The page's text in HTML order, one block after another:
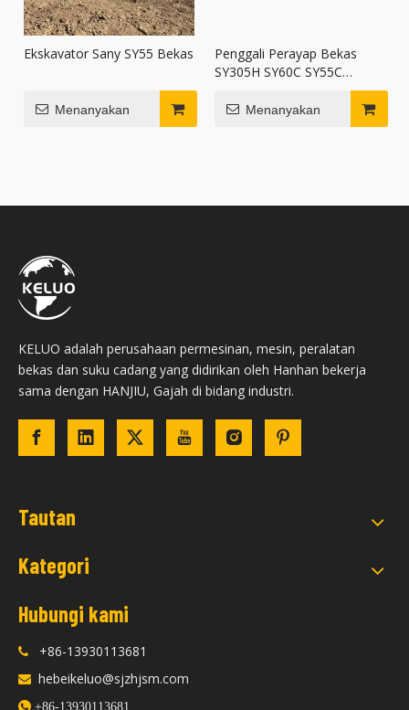
Ekskavator Sany SY55 Bekas
Menanyakan
Penggali Perayap Bekas
SY305H SY60C SY55C
SY395H SY60C SY75C Sany
Ekskavator Dijual
Menanyakan
KELUO adalah perusahaan permesinan, mesin, peralatan
bekas dan suku cadang yang didirikan oleh Hanhan bekerja
sama dengan HANJIU, Gajah di bidang industri.
Tautan
Kategori
Hubungi kami
 +86-13930113681
 hebeikeluo@sjzhjsm.com
 +86-13930113681